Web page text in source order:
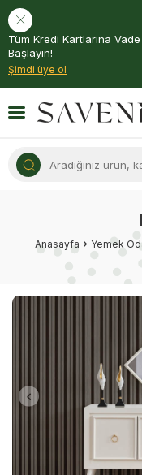
Tüm Kredi Kartlarına
Başlayın!
Şimdi üye ol
Anasayfa Yemek